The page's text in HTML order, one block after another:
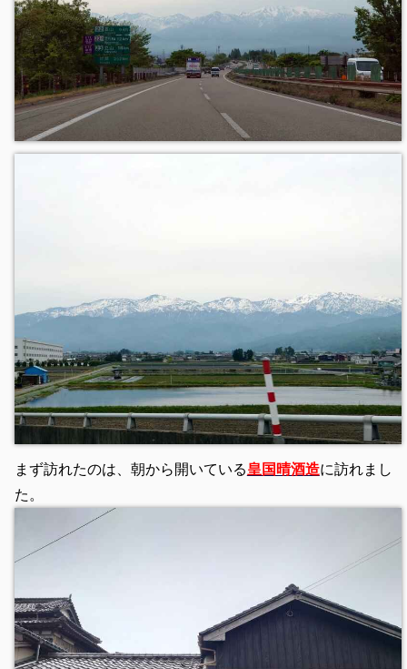
まず訪れたのは、朝から開いている皇国晴酒造に訪れまし
た。